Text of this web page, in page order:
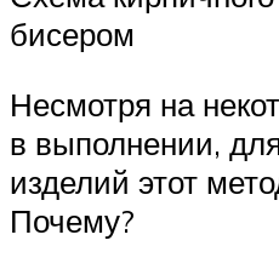
бисером
Несмотря на
в выполнении,
изделий этот
Почему?